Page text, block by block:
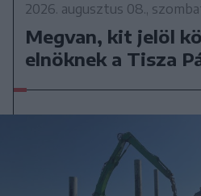
2026. augusztus 08.,
Megvan, kit jelöl
elnöknek a Tisza